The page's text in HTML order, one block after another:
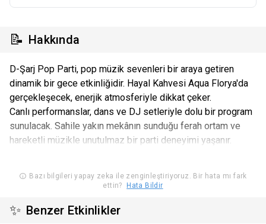
📝 Hakkında
D-Şarj Pop Parti, pop müzik sevenleri bir araya getiren
dinamik bir gece etkinliğidir. Hayal Kahvesi Aqua Florya'da
gerçekleşecek, enerjik atmosferiyle dikkat çeker.
Canlı performanslar, dans ve DJ setleriyle dolu bir program
sunulacak. Sahile yakın mekânın sunduğu ferah ortam ve
hareketli müzikle unutulmaz bir parti deneyimi yaşanır.
Bazı bilgileri yapay zeka ile zenginleştiriyoruz. Bir hata mı fark
ettin?
Hata Bildir
✨ Benzer Etkinlikler